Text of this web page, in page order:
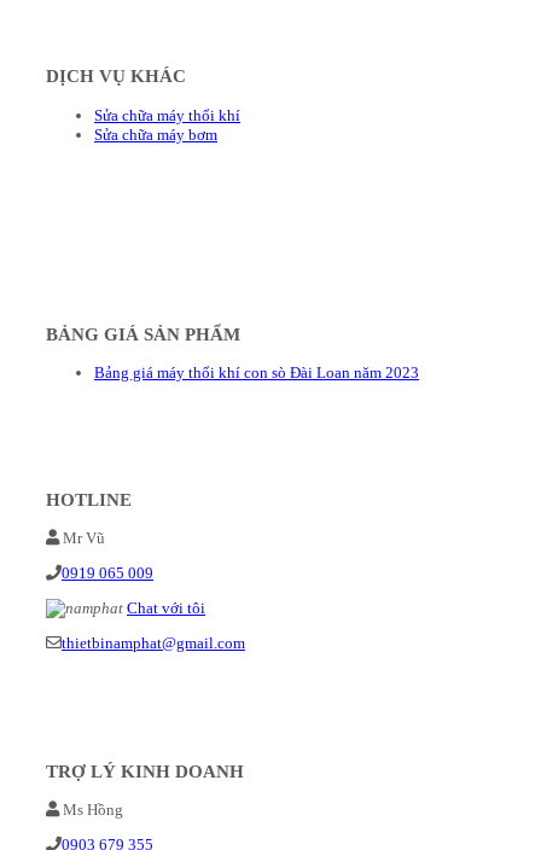
DỊCH VỤ KHÁC
Sửa chữa máy thổi khí
Sửa chữa máy bơm
BẢNG GIÁ SẢN PHẨM
Bảng giá máy thổi khí con sò Đài Loan năm 2023
HOTLINE
Mr Vũ
0919 065 009
Chat với tôi
thietbinamphat@gmail.com
TRỢ LÝ KINH DOANH
Ms Hồng
0903 679 355